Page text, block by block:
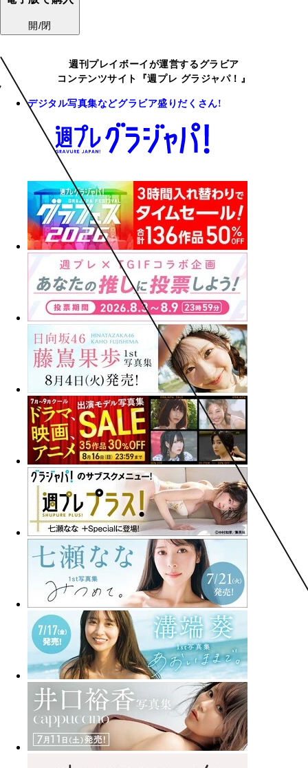
開/閉
週刊プレイボーイが運営するグラビア
コンテンツサイト『週プレ グラジャパ！』
デジタル写真集などグラビア盛りだくさん!